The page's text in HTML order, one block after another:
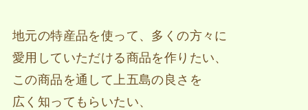
地元の特産品を使って、多くの方々に
愛用していただける商品を作りたい、
この商品を通して上五島の良さを
広く知ってもらいたい、